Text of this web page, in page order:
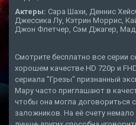
Актеры: Сара Шахи, Деннис
Джессика Лу, Кэтрин Моррис,
Джон Флетчер, Сэм Джагер,
Смотрите бесплатно все серии
хорошем качестве HD 720p и
сериала "Грезы" признанный
Мару часто приглашают в
чтобы она могла договориться
заложников. На её счету